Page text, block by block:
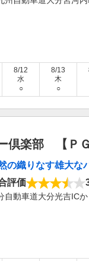
8/12
水
○
8/13
木
○
倶楽部 【ＰＧ
の織りなす雄大な
評価
自動車道大分光吉IC